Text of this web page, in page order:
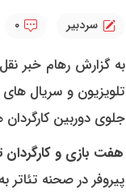
سردبیر ۰
تلویزیون و سریال
جلوی دوربین
هفت بازی و کارگردان